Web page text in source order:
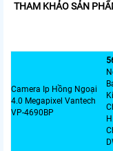
THAM KHẢO SẢN
Camera Ip Hồng Ngoại
4.0 Megapixel Vantech
VP-4690BP